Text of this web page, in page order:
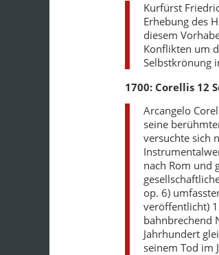
Kurfürst
Erhebung des
diesem
Konflikten um
Selbstkrönung
1700: Corellis 12
Arcangelo
seine
versuchte sich
nach Rom und
op. 6)
veröffentlicht)
bahnbrechend
Jahrhundert
seinem Tod im